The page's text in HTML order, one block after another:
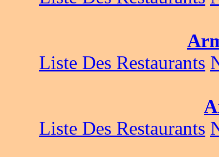
Liste Des Restaurants
Liste Des Restaurants